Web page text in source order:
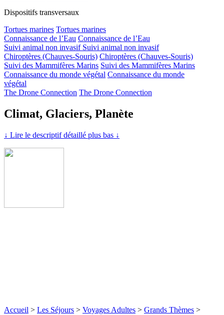
Dispositifs transversaux
Tortues marines Tortues marines
Connaissance de l’Eau Connaissance de l’Eau
Suivi animal non invasif Suivi animal non invasif
Chiroptères (Chauves-Souris) Chiroptères (Chauves-Souris)
Suivi des Mammifères Marins Suivi des Mammifères Marins
Connaissance du monde végétal Connaissance du monde
végétal
The Drone Connection The Drone Connection
Climat, Glaciers, Planète
↓ Lire le descriptif détaillé plus bas ↓
Accueil > Les Séjours > Voyages Adultes > Grands Thèmes >